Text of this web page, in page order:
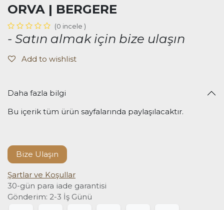
ORVA | BERGERE
(0 incele )
- Satın almak için bize ulaşın
Add to wishlist
Daha fazla bilgi
Bu içerik tüm ürün sayfalarında paylaşılacaktır.
Bize Ulaşın
Şartlar ve Koşullar
30-gün para iade garantisi
Gönderim: 2-3 İş Günü